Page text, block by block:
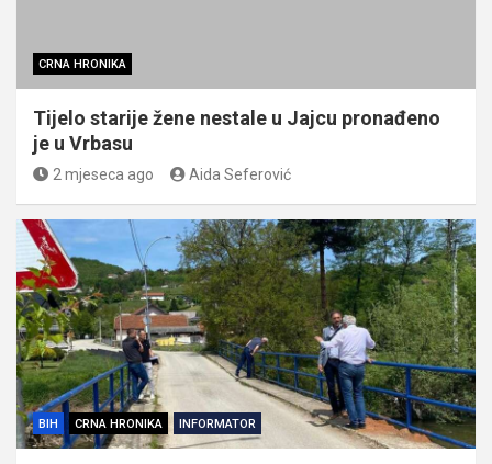
CRNA HRONIKA
Tijelo starije žene nestale u Jajcu pronađeno
je u Vrbasu
2 mjeseca ago Aida Seferović
BIH CRNA HRONIKA INFORMATOR